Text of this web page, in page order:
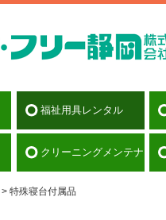
福祉用具レンタル
車いす
車いす付属品
特殊寝台
特殊寝台付属品
床ずれ防止用具
体位変換器
手すり
スロープ
歩行器
歩行補助つえ
移動用リフト（いす）
移動用リフト
車イス階段昇降機
認知症老人徘徊感知機器
クリーニングメンテナンス
特殊寝台付属品